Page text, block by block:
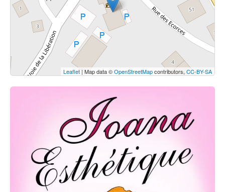
Voir la carte
Leaflet | Map data ©OpenStreetMapcontributors,CC-BY-SA